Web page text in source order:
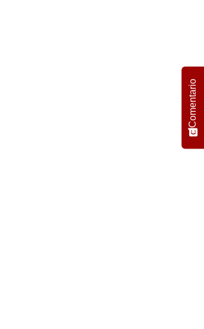
Comentario